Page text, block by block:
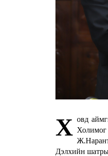
Х овд
Дэлхийн